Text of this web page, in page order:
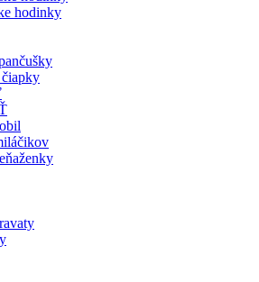
hodinky
čiapky